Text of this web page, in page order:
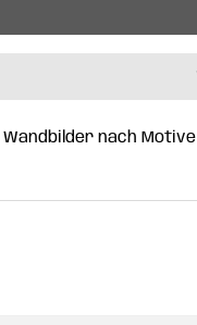
Wandbilder nach Motive